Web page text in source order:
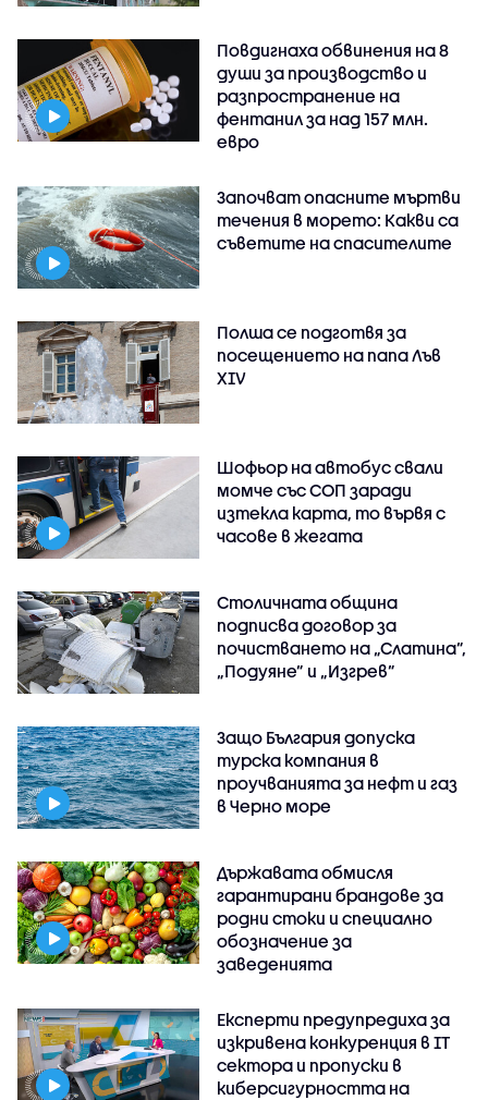
Повдигнаха обвинения на 8
души за производство и
разпространение на
фентанил за над 157 млн.
евро
Започват опасните мъртви
течения в морето: Какви са
съветите на спасителите
Полша се подготвя за
посещението на папа Лъв
XIV
Шофьор на автобус свали
момче със СОП заради
изтекла карта, то вървя с
часове в жегата
Столичната община
подписва договор за
почистването на „Слатина”,
„Подуяне” и „Изгрев”
Защо България допуска
турска компания в
проучванията за нефт и газ
в Черно море
Държавата обмисля
гарантирани брандове за
родни стоки и специално
обозначение за
заведенията
Експерти предупредиха за
изкривена конкуренция в IT
сектора и пропуски в
киберсигурността на